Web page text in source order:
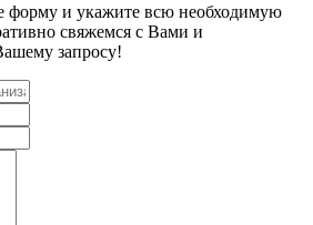
форму и укажите всю необходимую
свяжемся с Вами и
запросу!